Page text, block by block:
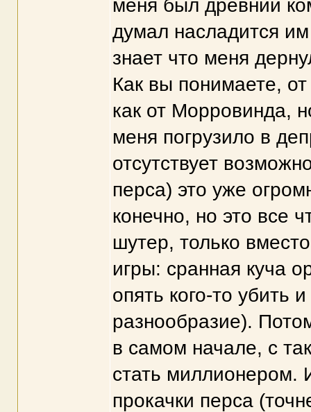
меня был древний
думал насладится
знает что меня
Как вы понимаете,
как от Морровинда,
меня погрузило в
отсутствует
перса) это уже
конечно, но это все
шутер, только
игры: сранная куча
опять кого-то убить
разнообразие).
в самом начале, с
стать миллионером.
прокачки перса